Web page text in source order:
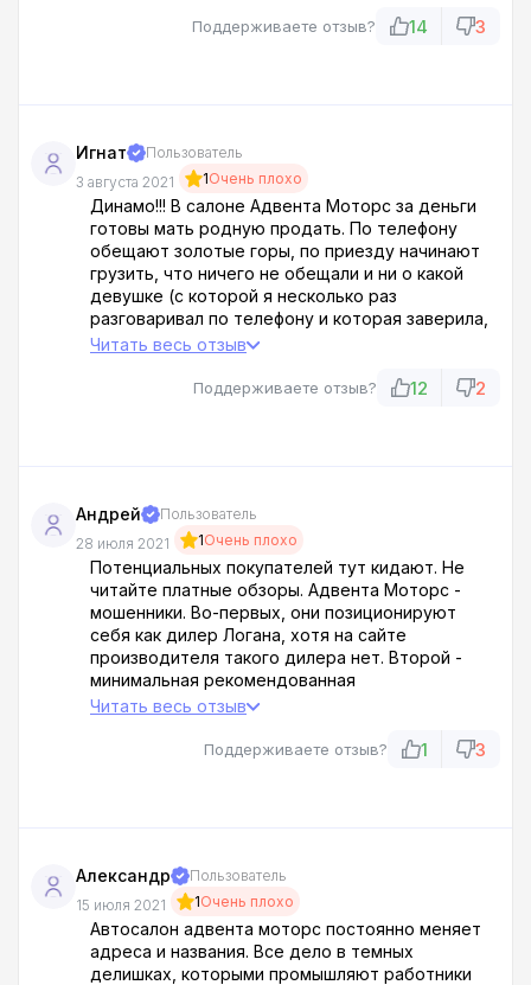
руководству более грамотно подбирать кадры
Поддерживаете отзыв? 14 3
Игнат
Пользователь
3 августа 2021
1Очень плохо
Динамо!!! В салоне Адвента Моторс за деньги
готовы мать родную продать. По телефону
обещают золотые горы, по приезду начинают
грузить, что ничего не обещали и ни о какой
девушке (с которой я несколько раз
разговаривал по телефону и которая заверила,
что все есть и по такой-то цене) они не
невозможно. ЗАБУДЬТЕ об этой конторе
Читать весь отзыв
Поддерживаете отзыв? 12 2
Андрей
Пользователь
28 июля 2021
1Очень плохо
Потенциальных покупателей тут кидают. Не
читайте платные обзоры. Адвента Моторс -
мошенники. Во-первых, они позиционируют
себя как дилер Логана, хотя на сайте
производителя такого дилера нет. Второй -
минимальная рекомендованная
производителем розничная цена на этот
скидку в 250 000 рублей. Этого просто не
Читать весь отзыв
Поддерживаете отзыв? 1 3
Александр
Пользователь
15 июля 2021
1Очень плохо
Автосалон адвента моторс постоянно меняет
адреса и названия. Все дело в темных
делишках, которыми промышляют работники